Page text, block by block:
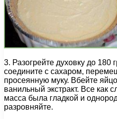
3. Разогрейте духовку до 180
соедините с сахаром,
просеянную муку. Вбейте
ванильный экстракт. Все как
масса была гладкой и
разровняйте.